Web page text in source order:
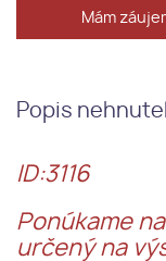
Mám
Popis
ID:3116
Ponúkame
určený na